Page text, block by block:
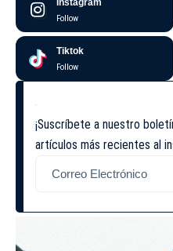
Instagram
Follow
Tiktok
Follow
¡Suscríbete a nuestro
artículos más recientes al